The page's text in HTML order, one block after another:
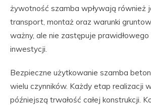
żywotność szamba wpływają również
transport, montaż oraz warunki
ważny, ale nie zastępuje prawidłowego
inwestycji.
Bezpieczne użytkowanie szamba
wielu czynników. Każdy etap realizacji
późniejszą trwałość całej konstrukcji.